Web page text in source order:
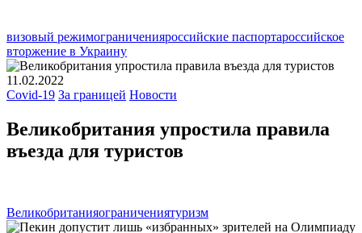
визовый режимограниченияроссийские паспортароссийское
вторжение в Украину
11.02.2022
Covid-19 За границей Новости
Великобритания упростила правила
въезда для туристов
Великобританияограничениятуризм